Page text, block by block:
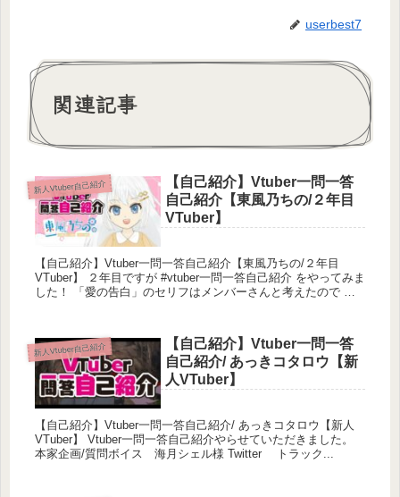
userbest7
関連記事
新人Vtuber自己紹介
【自己紹介】Vtuber一問一答
自己紹介【東風乃ちの/２年目
VTuber】
【自己紹介】Vtuber一問一答自己紹介【東風乃ちの/２年目
VTuber】 ２年目ですが #vtuber一問一答自己紹介 をやってみま
した！ 「愛の告白」のセリフはメンバーさんと考えたので 私
新人Vtuber自己紹介
【自己紹介】Vtuber一問一答
自己紹介/ あっきコタロウ【新
人VTuber】
【自己紹介】Vtuber一問一答自己紹介/ あっきコタロウ【新人
VTuber】 Vtuber一問一答自己紹介やらせていただきました。
本家企画/質問ボイス 海月シェル様 Twitter トラック...